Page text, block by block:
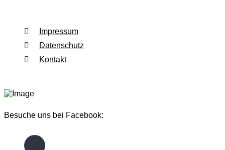
Impressum
Datenschutz
Kontakt
Besuche uns bei Facebook: